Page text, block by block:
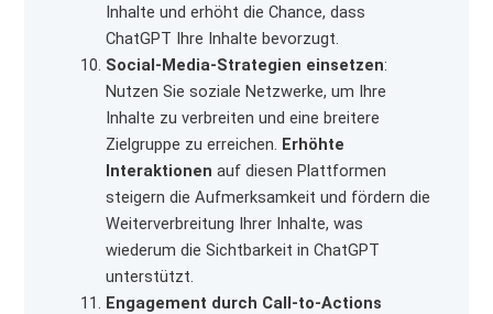
Inhalte und erhöht die Chance, dass
ChatGPT Ihre Inhalte bevorzugt.
Social-Media-Strategien einsetzen:
Nutzen Sie soziale Netzwerke, um Ihre
Inhalte zu verbreiten und eine breitere
Zielgruppe zu erreichen. Erhöhte
Interaktionen auf diesen Plattformen
steigern die Aufmerksamkeit und fördern die
Weiterverbreitung Ihrer Inhalte, was
wiederum die Sichtbarkeit in ChatGPT
unterstützt.
Engagement durch Call-to-Actions